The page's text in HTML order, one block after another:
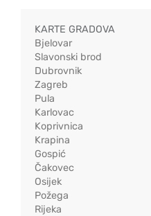
KARTE GRADOVA
Bjelovar
Slavonski brod
Dubrovnik
Zagreb
Pula
Karlovac
Koprivnica
Krapina
Gospić
Čakovec
Osijek
Požega
Rijeka